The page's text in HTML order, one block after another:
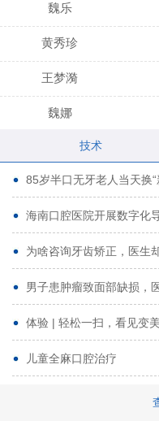
魏乐
黄秀珍
王梦漪
魏娜
代艳虹
曹香林
姚宗将
林夏羽
路娜
周碧玲
技术
85岁半口无牙老人当天换“
海南口腔医院开展数字化
为啥咨询牙齿矫正，医生
男子患肿瘤致面部缺损，
体验 | 轻松一扫，看见变
儿童全麻口腔治疗